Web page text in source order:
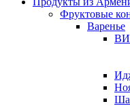
Фруктовые
Варенье